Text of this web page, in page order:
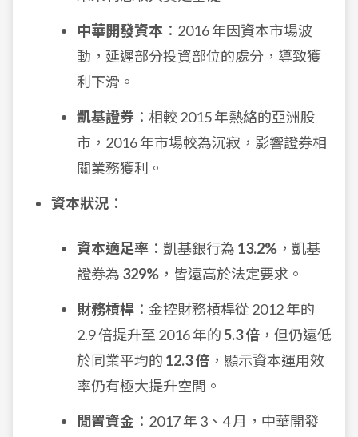
中華開發資本 ：2016 年因資本市場波
動，延遲部分投資部位的處分，導致獲
利下滑。
凱基證券 ：相較 2015 年熱絡的亞洲股
市，2016 年市場較為沉寂，影響證券相
關業務獲利。
資本狀況 ：
資本適足率 ：凱基銀行為 13.2% ，凱基
證券為 329% ，皆遠高於法定要求。
財務槓桿 ：金控財務槓桿從 2012 年的
2.9 倍提升至 2016 年的5.3 倍 ，但仍遠低
於同業平均的 12.3 倍 ，顯示資本運用效
率仍有極大提升空間。
閒置資金 ：2017 年 3、4 月，中華開發